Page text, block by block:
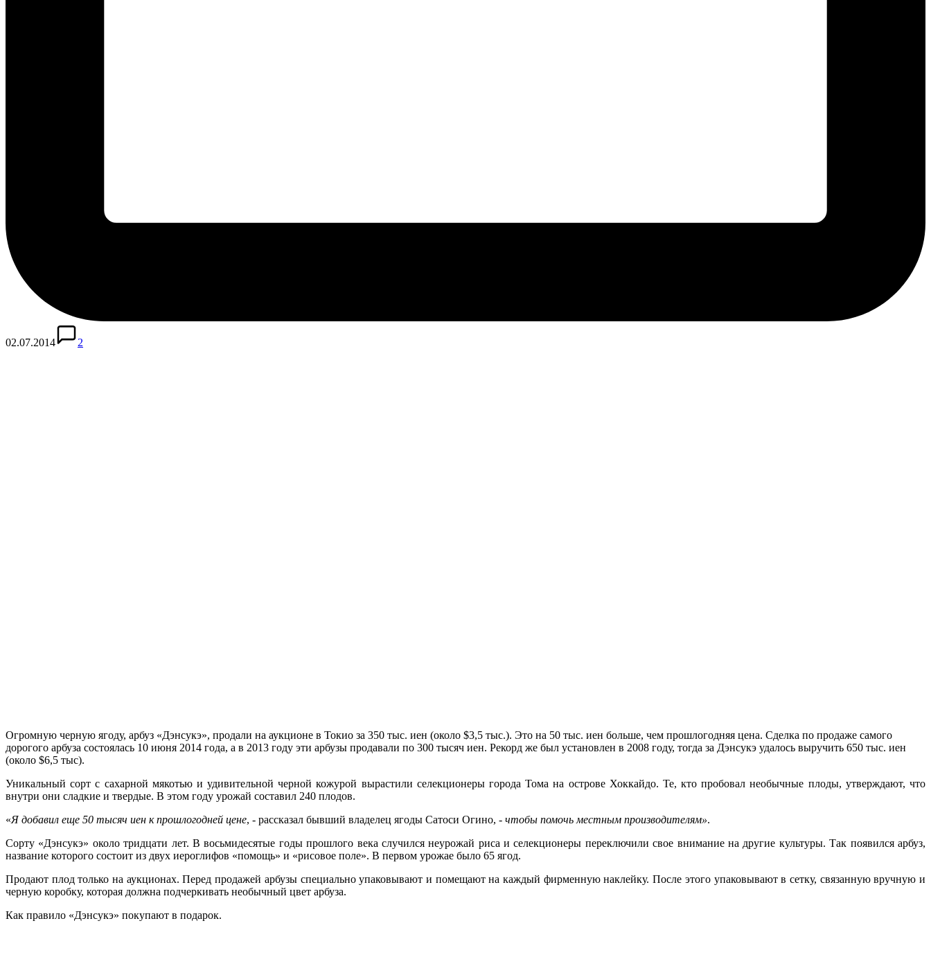
02.07.2014 2
Огромную черную ягоду, арбуз «Дэнсукэ», продали на аукционе в Токио за 350 тыс. иен (около $3,5 тыс.). Это на 50 тыс. иен больше, чем прошлогодняя цена. Сделка по продаже самого
дорогого арбуза состоялась 10 июня 2014 года, а в 2013 году эти арбузы продавали по 300 тысяч иен. Рекорд же был установлен в 2008 году, тогда за Дэнсукэ удалось выручить 650 тыс. иен
(около $6,5 тыс).
Уникальный сорт с сахарной мякотью и удивительной черной кожурой вырастили селекционеры города Тома на острове Хоккайдо. Те, кто пробовал необычные плоды, утверждают, что
внутри они сладкие и твердые. В этом году урожай составил 240 плодов.
«Я добавил еще 50 тысяч иен к прошлогодней цене, - рассказал бывший владелец ягоды Сатоси Огино, - чтобы помочь местным производителям».
Сорту «Дэнсукэ» около тридцати лет. В восьмидесятые годы прошлого века случился неурожай риса и селекционеры переключили свое внимание на другие культуры. Так появился арбуз,
название которого состоит из двух иероглифов «помощь» и «рисовое поле». В первом урожае было 65 ягод.
Продают плод только на аукционах. Перед продажей арбузы специально упаковывают и помещают на каждый фирменную наклейку. После этого упаковывают в сетку, связанную вручную и
черную коробку, которая должна подчеркивать необычный цвет арбуза.
Как правило «Дэнсукэ» покупают в подарок.